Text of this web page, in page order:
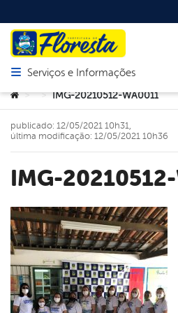
Abrir menu principal de
Serviços e Informações
Você está aqui:
> > IMG-20210512-WA0011
IMG-
publicado: 12/05/2021 10h31,
última modificação: 12/05/2021 10h36